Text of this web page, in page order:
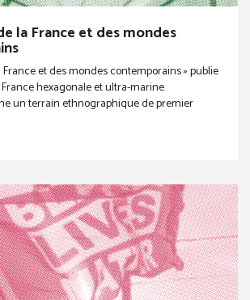
la France et des mondes
France et des mondes contemporains » publie
hexagonale et ultra-marine
un terrain ethnographique de premier